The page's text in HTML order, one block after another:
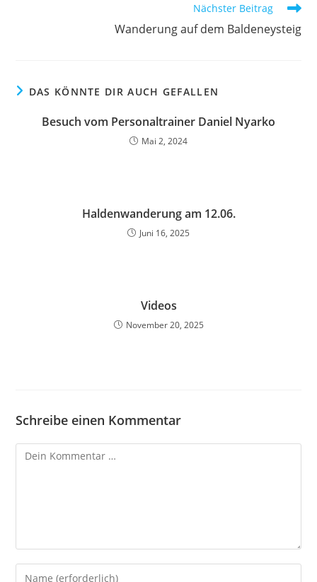
Nächster Beitrag
Wanderung auf dem Baldeneysteig
DAS KÖNNTE DIR AUCH GEFALLEN
Besuch vom Personaltrainer Daniel Nyarko
Mai 2, 2024
Haldenwanderung am 12.06.
Juni 16, 2025
Videos
November 20, 2025
Schreibe einen Kommentar